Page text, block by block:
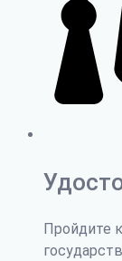
Пройдите